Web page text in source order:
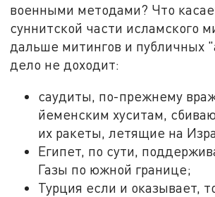
военными методами? Что
суннитской части исламского
дальше митингов и публичных
дело не доходит:
саудиты, по-прежнему
йеменским хуситам,
их ракеты, летящие на
Египет, по сути,
Газы по южной границе;
Турция если и оказывает,